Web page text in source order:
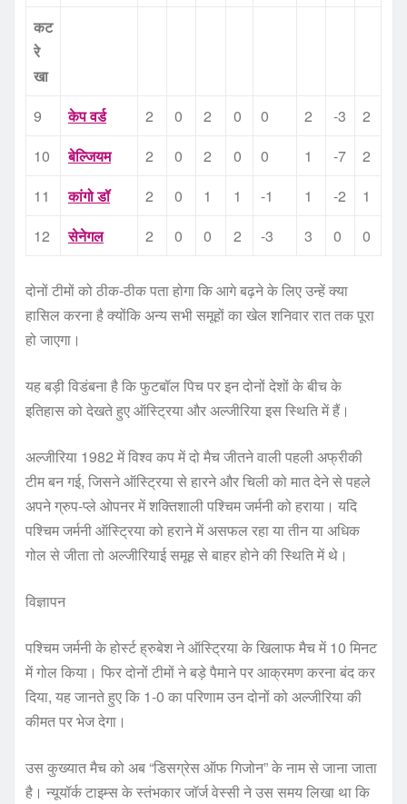
कट
रे
खा
9
केप वर्ड 2 0 2 0 0 2 -3
2
10
बेल्जियम 2 0 2 0 0 1 -7
2
11
कांगो डॉ 2 0 1 1 -1 1 -2
1
12
सेनेगल 2 0 0 2 -3 3 0 0
दोनों टीमों को ठीक-ठीक पता होगा कि आगे बढ़ने के लिए उन्हें क्या
हासिल करना है क्योंकि अन्य सभी समूहों का खेल शनिवार रात तक पूरा
हो जाएगा।
यह बड़ी विडंबना है कि फुटबॉल पिच पर इन दोनों देशों के बीच के
इतिहास को देखते हुए ऑस्ट्रिया और अल्जीरिया इस स्थिति में हैं।
अल्जीरिया 1982 में विश्व कप में दो मैच जीतने वाली पहली अफ्रीकी
टीम बन गई, जिसने ऑस्ट्रिया से हारने और चिली को मात देने से पहले
अपने ग्रुप-प्ले ओपनर में शक्तिशाली पश्चिम जर्मनी को हराया। यदि
पश्चिम जर्मनी ऑस्ट्रिया को हराने में असफल रहा या तीन या अधिक
गोल से जीता तो अल्जीरियाई समूह से बाहर होने की स्थिति में थे।
विज्ञापन
पश्चिम जर्मनी के होर्स्ट ह्रुबेश ने ऑस्ट्रिया के खिलाफ मैच में 10 मिनट
में गोल किया। फिर दोनों टीमों ने बड़े पैमाने पर आक्रमण करना बंद कर
दिया, यह जानते हुए कि 1-0 का परिणाम उन दोनों को अल्जीरिया की
कीमत पर भेज देगा।
उस कुख्यात मैच को अब “डिसग्रेस ऑफ गिजोन” के नाम से जाना जाता
है। न्यूयॉर्क टाइम्स के स्तंभकार जॉर्ज वेस्सी ने उस समय लिखा था कि